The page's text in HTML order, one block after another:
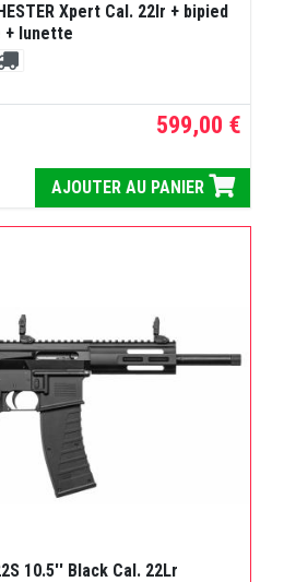
Xpert Cal. 22lr + bipied
+ lunette
599,00 €
AJOUTER AU PANIER
10.5'' Black Cal. 22Lr